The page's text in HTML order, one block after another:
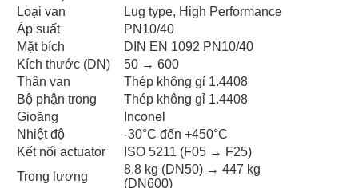
Loại van
Lug type, High Performance
Áp suất
PN10/40
Mặt bích
DIN EN 1092 PN10/40
Kích thước (DN)
50 → 600
Thân van
Thép không gỉ 1.4408
Bộ phận trong
Thép không gỉ 1.4408
Gioăng
Inconel
Nhiệt độ
-30°C đến +450°C
Kết nối actuator
ISO 5211 (F05 → F25)
Trọng lượng
8,8 kg (DN50) → 447 kg
(DN600)